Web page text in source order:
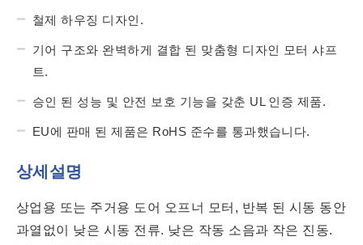
철제 하우징 디자인.
기어 구조와 완벽하게 결합 된 맞춤형 디자인 모터 샤프
트.
승인 된 성능 및 안전 보호 기능을 갖춘 UL 인증 제품.
EU에 판매 된 제품은 RoHS 준수를 통과했습니다.
상세설명
상업용 또는 주거용 도어 오프너 모터, 반복 된 시동 동안
과열없이 낮은 시동 전류. 낮은 작동 소음과 작은 진동.